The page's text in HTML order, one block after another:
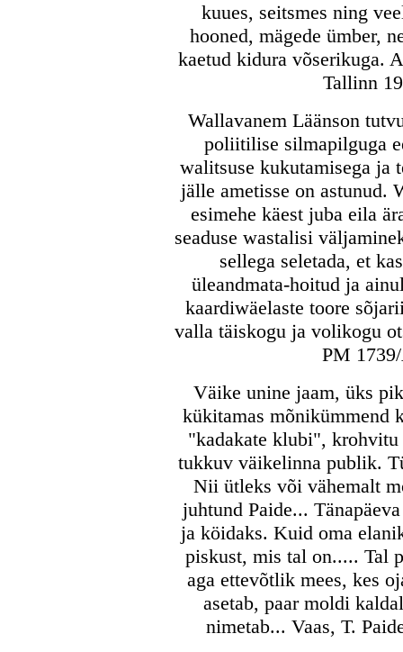
kuues, seitsmes ning
hooned, mägede ümber,
kaetud kidura võserikuga.
Tallinn
Wallavanem Läänson
poliitilise silmapilguga
walitsuse kukutamisega ja
jälle ametisse on astunud.
esimehe käest juba eila
seaduse wastalisi
sellega seletada, et
üleandmata-hoitud ja
kaardiwäelaste toore
valla täiskogu ja volikogu
PM
Väike unine jaam, üks
kükitamas mõnikümmend
"kadakate klubi",
tukkuv väikelinna publik.
Nii ütleks või vähemalt
juhtund Paide...
ja köidaks. Kuid oma
piskust, mis tal on..... Tal
aga ettevõtlik mees, kes
asetab, paar moldi
nimetab... Vaas, T.